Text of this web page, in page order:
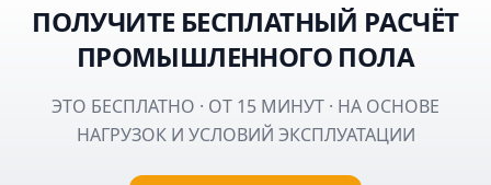
ПОЛУЧИТЕ БЕСПЛАТНЫЙ РАСЧЁТ
ПРОМЫШЛЕННОГО ПОЛА
ЭТО БЕСПЛАТНО · ОТ 15 МИНУТ · НА ОСНОВЕ
НАГРУЗОК И УСЛОВИЙ ЭКСПЛУАТАЦИИ